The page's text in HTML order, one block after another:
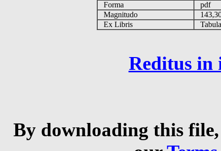
Forma
pdf
Magnitudo
Ex Libris
Reditus in
By downloading this